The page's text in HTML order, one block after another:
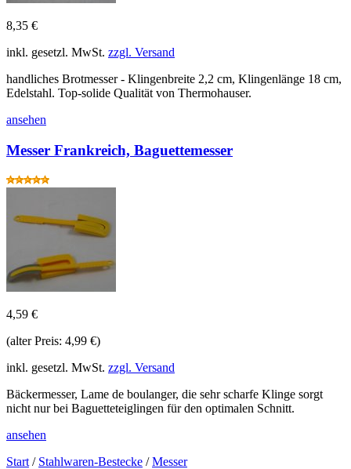
8,35 €
inkl. gesetzl. MwSt. zzgl. Versand
handliches Brotmesser - Klingenbreite 2,2 cm, Klingenlänge 18 cm,
Edelstahl. Top-solide Qualität von Thermohauser.
ansehen
Messer Frankreich, Baguettemesser
4,59 €
(alter Preis: 4,99 €)
inkl. gesetzl. MwSt. zzgl. Versand
Bäckermesser, Lame de boulanger, die sehr scharfe Klinge sorgt
nicht nur bei Baguetteteiglingen für den optimalen Schnitt.
ansehen
Start / Stahlwaren-Bestecke /Messer